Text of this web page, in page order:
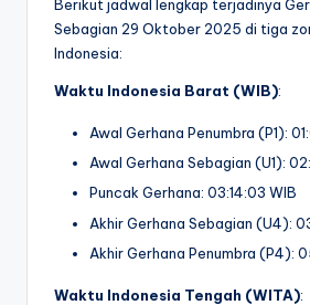
Berikut jadwal lengkap terjadinya
Sebagian 29 Oktober 2025 di tiga
Indonesia:
Waktu Indonesia Barat (WIB):
Awal Gerhana Penumbra (P1):
Awal Gerhana Sebagian (U1):
Puncak Gerhana: 03:14:03 WIB
Akhir Gerhana Sebagian (U4):
Akhir Gerhana Penumbra (P4):
Waktu Indonesia Tengah (WITA):